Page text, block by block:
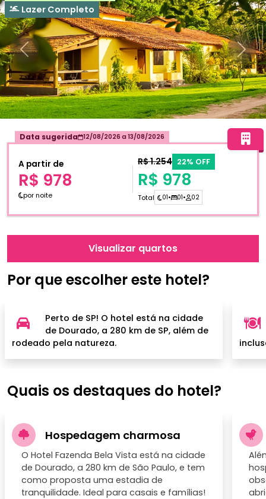
Anterior
Lazer Completo
Por que escolher este hotel?
Perto de SP! O hotel está na cidade
de Dourado, a 280 km de SP, além de
rodeado pela natureza.
Data sugerida 12/08/2026 a 13/08/2026
A partir de
R$ 978
por noite
R$ 1.254 22% OFF
R$ 978
Total 01• 01• 02
Visualizar quartos
Quais os destaques do hotel?
Hospedagem charmosa
O Hotel Fazenda Bela Vista está na cidade
de Dourado, a 280 km de São Paulo, e tem
como proposta uma estadia de
tranquilidade. Ideal para casais e famílias!